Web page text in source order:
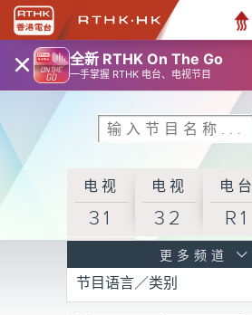
× 全新 RTHK On The Go
一手掌握 RTHK 电台、电视节目
电视
31
电视
32
电台
R1
R3
更多频道
节目语言／类别